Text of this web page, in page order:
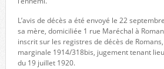
L’avis de décès a été envoyé le 22
sa mère, domiciliée 1 rue Maréchal à
inscrit sur les registres de décès de
marginale 1914/318bis, jugement tenant
du 19 juillet 1920.